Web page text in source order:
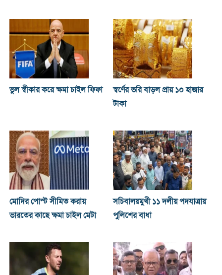
ভুল স্বীকার করে ক্ষমা চাইল ফিফা
স্বর্ণের ভরি বাড়ল প্রায় ১০ হাজার
টাকা
মোদির পোস্ট সীমিত করায়
ভারতের কাছে ক্ষমা চাইল মেটা
সচিবালয়মুখী ১১ দলীয় পদযাত্রায়
পুলিশের বাধা